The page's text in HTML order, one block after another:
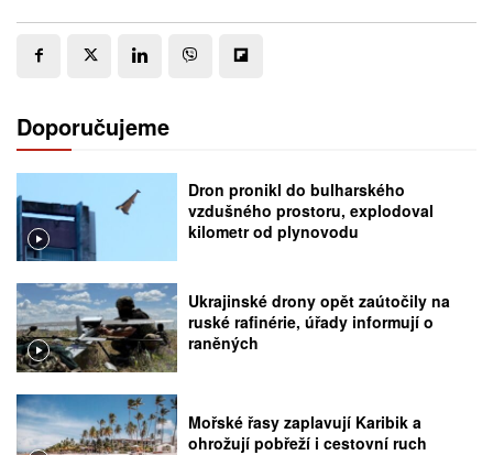
Doporučujeme
Dron pronikl do bulharského
vzdušného prostoru, explodoval
kilometr od plynovodu
Ukrajinské drony opět zaútočily na
ruské rafinérie, úřady informují o
raněných
Mořské řasy zaplavují Karibik a
ohrožují pobřeží i cestovní ruch